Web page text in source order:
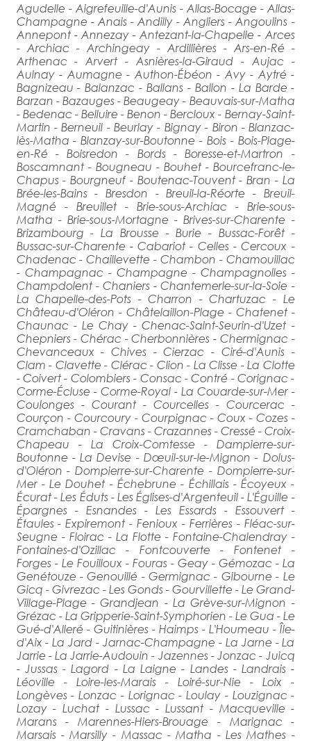
Agudelle - Aigrefeuille-d'Aunis - Allas-Bocage - Allas-
Champagne - Anais - Andilly - Angliers - Angoulins -
Annepont - Annezay - Antezant-la-Chapelle - Arces
- Archiac - Archingeay - Ardillières - Ars-en-Ré -
Arthenac - Arvert - Asnières-la-Giraud - Aujac -
Aulnay - Aumagne - Authon-Ébéon - Avy - Aytré -
Bagnizeau - Balanzac - Ballans - Ballon - La Barde -
Barzan - Bazauges - Beaugeay - Beauvais-sur-Matha
- Bedenac - Belluire - Benon - Bercloux - Bernay-Saint-
Martin - Berneuil - Beurlay - Bignay - Biron - Blanzac-
lès-Matha - Blanzay-sur-Boutonne - Bois - Bois-Plage-
en-Ré - Boisredon - Bords - Boresse-et-Martron -
Boscamnant - Bougneau - Bouhet - Bourcefranc-le-
Chapus - Bourgneuf - Boutenac-Touvent - Bran - La
Brée-les-Bains - Bresdon - Breuil-la-Réorte - Breuil-
Magné - Breuillet - Brie-sous-Archiac - Brie-sous-
Matha - Brie-sous-Mortagne - Brives-sur-Charente -
Brizambourg - La Brousse - Burie - Bussac-Forêt -
Bussac-sur-Charente - Cabariot - Celles - Cercoux -
Chadenac - Chaillevette - Chambon - Chamouillac
- Champagnac - Champagne - Champagnolles -
Champdolent - Chaniers - Chantemerle-sur-la-Soie -
La Chapelle-des-Pots - Charron - Chartuzac - Le
Château-d'Oléron - Châtelaillon-Plage - Chatenet -
Chaunac - Le Chay - Chenac-Saint-Seurin-d'Uzet -
Chepniers - Chérac - Cherbonnières - Chermignac -
Chevanceaux - Chives - Cierzac - Ciré-d'Aunis -
Clam - Clavette - Clérac - Clion - La Clisse - La Clotte
- Coivert - Colombiers - Consac - Contré - Corignac -
Corme-Écluse - Corme-Royal - La Couarde-sur-Mer -
Coulonges - Courant - Courcelles - Courcerac -
Courçon - Courcoury - Courpignac - Coux - Cozes -
Cramchaban - Cravans - Crazannes - Cressé - Croix-
Chapeau - La Croix-Comtesse - Dampierre-sur-
Boutonne - La Devise - Dœuil-sur-le-Mignon - Dolus-
d'Oléron - Dompierre-sur-Charente - Dompierre-sur-
Mer - Le Douhet - Échebrune - Échillais - Écoyeux -
Écurat - Les Éduts - Les Églises-d'Argenteuil - L'Éguille -
Épargnes - Esnandes - Les Essards - Essouvert -
Étaules - Expiremont - Fenioux - Ferrières - Fléac-sur-
Seugne - Floirac - La Flotte - Fontaine-Chalendray -
Fontaines-d'Ozillac - Fontcouverte - Fontenet -
Forges - Le Fouilloux - Fouras - Geay - Gémozac - La
Genétouze - Genouillé - Germignac - Gibourne - Le
Gicq - Givrezac - Les Gonds - Gourvillette - Le Grand-
Village-Plage - Grandjean - La Grève-sur-Mignon -
Grézac - La Gripperie-Saint-Symphorien - Le Gua - Le
Gué-d'Alleré - Guitinières - Haimps - L'Houmeau - Île-
d'Aix - La Jard - Jarnac-Champagne - La Jarne - La
Jarrie - La Jarrie-Audouin - Jazennes - Jonzac - Juicq
- Jussas - Lagord - La Laigne - Landes - Landrais -
Léoville - Loire-les-Marais - Loiré-sur-Nie - Loix -
Longèves - Lonzac - Lorignac - Loulay - Louzignac -
Lozay - Luchat - Lussac - Lussant - Macqueville -
Marans - Marennes-Hiers-Brouage - Marignac -
Marsais - Marsilly - Massac - Matha - Les Mathes -